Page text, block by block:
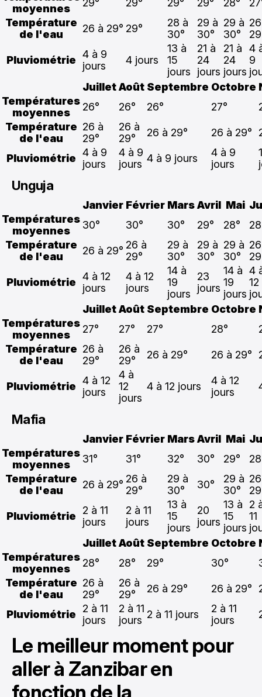
moyennes
29° 29° 29° 29° 28°
Température
de l'eau
26 à 29° 29°
28 à
30°
29 à
30°
29 à
30°
Pluviométrie 4 à 9
jours
4 jours
13 à
15
jours
21 à
24
jours
21 à
24
jours
4
9
JuilletAoût Septembre Octobre
Températures
moyennes
26° 26° 26° 27°
Température
de l'eau
26 à
29°
26 à
29°
26 à 29° 26 à 29°
Pluviométrie 4 à 9
jours
4 à 9
jours 4 à 9 jours
4 à 9
jours
Unguja
Janvier Février MarsAvril Mai
Températures
moyennes
30° 30° 30° 29° 28°
Température
de l'eau
26 à 29° 26 à
29°
29 à
30°
29 à
30°
29 à
30°
Pluviométrie 4 à 12
jours
4 à 12
jours
14 à
19
jours
23
jours
14 à
19
jours
4
12
JuilletAoût Septembre Octobre
Températures
moyennes
27° 27° 27° 28°
Température
de l'eau
26 à
29°
26 à
29°
26 à 29° 26 à 29°
Pluviométrie 4 à 12
jours
4 à
12
jours
4 à 12 jours
4 à 12
jours
Mafia
Janvier Février MarsAvril Mai
Températures
moyennes
31° 31° 32° 30° 29°
Température
de l'eau
26 à 29° 26 à
29°
29 à
30°
30°
29 à
30°
Pluviométrie
2 à 11
jours
2 à 11
jours
13 à
15
jours
20
jours
13 à
15
jours
2
11
JuilletAoût Septembre Octobre
Températures
moyennes
28° 28° 29° 30°
Température
de l'eau
26 à
29°
26 à
29°
26 à 29° 26 à 29°
Pluviométrie
2 à 11
jours
2 à 11
jours 2 à 11 jours
2 à 11
jours
Le meilleur moment pour
aller à Zanzibar en
fonction de la